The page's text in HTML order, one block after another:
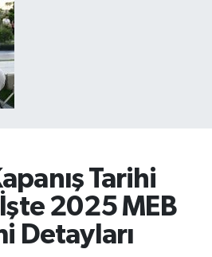
Tarihi
2025 MEB
Detayları